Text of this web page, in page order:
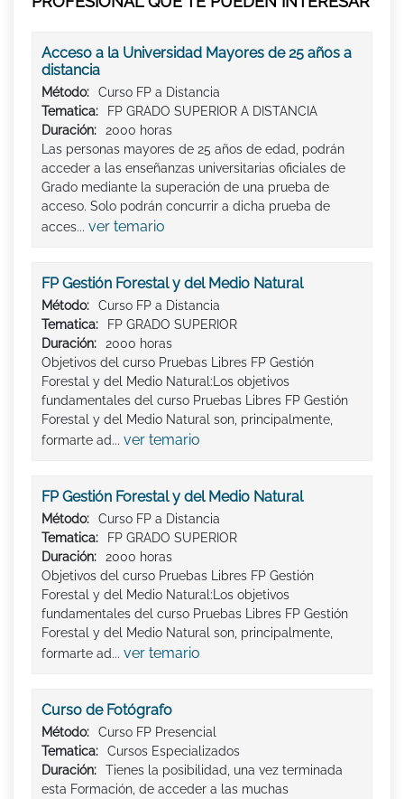
Acceso a la Universidad Mayores de 25 años a
distancia
Método:
Curso FP a Distancia
Tematica:
FP GRADO SUPERIOR A DISTANCIA
Duración:
2000 horas
Las personas mayores de 25 años de edad, podrán
acceder a las enseñanzas universitarias oficiales de
Grado mediante la superación de una prueba de
acceso. Solo podrán concurrir a dicha prueba de
acces... ver temario
FP Gestión Forestal y del Medio Natural
Método:
Curso FP a Distancia
Tematica:
FP GRADO SUPERIOR
Duración:
2000 horas
Objetivos del curso Pruebas Libres FP Gestión
Forestal y del Medio Natural:Los objetivos
fundamentales del curso Pruebas Libres FP Gestión
Forestal y del Medio Natural son, principalmente,
formarte ad... ver temario
FP Gestión Forestal y del Medio Natural
Método:
Curso FP a Distancia
Tematica:
FP GRADO SUPERIOR
Duración:
2000 horas
Objetivos del curso Pruebas Libres FP Gestión
Forestal y del Medio Natural:Los objetivos
fundamentales del curso Pruebas Libres FP Gestión
Forestal y del Medio Natural son, principalmente,
formarte ad... ver temario
Curso de Fotógrafo
Método:
Curso FP Presencial
Tematica:
Cursos Especializados
Duración:
Tienes la posibilidad, una vez terminada
esta Formación, de acceder a las muchas